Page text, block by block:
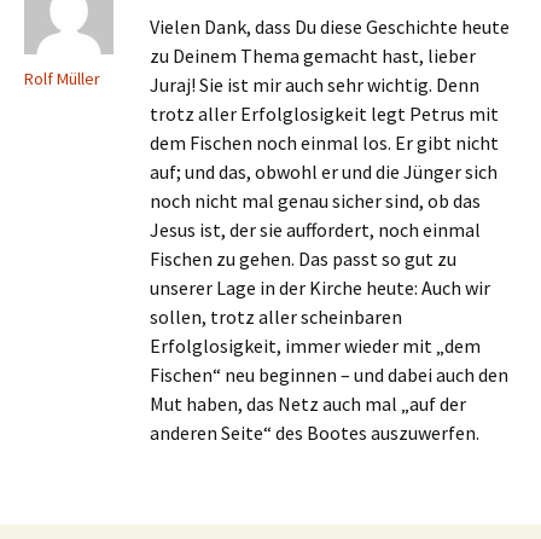
Rolf Müller
Vielen Dank, dass Du diese Geschichte heute
zu Deinem Thema gemacht hast, lieber
Juraj! Sie ist mir auch sehr wichtig. Denn
trotz aller Erfolglosigkeit legt Petrus mit
dem Fischen noch einmal los. Er gibt nicht
auf; und das, obwohl er und die Jünger sich
noch nicht mal genau sicher sind, ob das
Jesus ist, der sie auffordert, noch einmal
Fischen zu gehen. Das passt so gut zu
unserer Lage in der Kirche heute: Auch wir
sollen, trotz aller scheinbaren
Erfolglosigkeit, immer wieder mit „dem
Fischen“ neu beginnen – und dabei auch den
Mut haben, das Netz auch mal „auf der
anderen Seite“ des Bootes auszuwerfen.